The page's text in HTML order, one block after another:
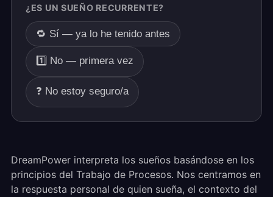
¿ES UN SUEÑO RECURRENTE?
🔁 Sí — ya lo he tenido antes
1️⃣ No — primera vez
❓ No estoy seguro/a
DreamPower interpreta los sueños basándose en los
principios del Trabajo de Procesos. Nos centramos en
la respuesta personal de quien sueña, el contexto del